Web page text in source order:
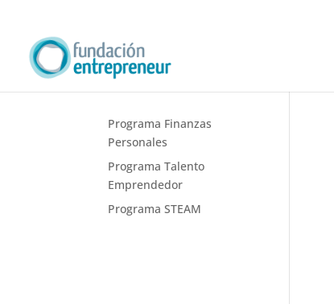
Programa Finanzas
Personales
Programa Talento
Emprendedor
Programa STEAM